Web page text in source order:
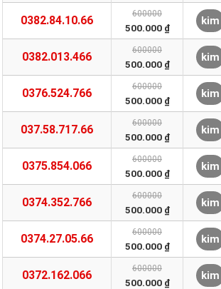
0382.84.10.66 600000
500.000 ₫
kim
0382.013.466 600000
500.000 ₫
kim
0376.524.766 600000
500.000 ₫
kim
037.58.717.66 600000
500.000 ₫
kim
0375.854.066 600000
500.000 ₫
kim
0374.352.766 600000
500.000 ₫
kim
0374.27.05.66 600000
500.000 ₫
kim
0372.162.066 600000
500.000 ₫
kim